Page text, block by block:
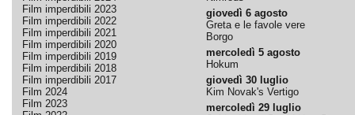
Film imperdibili 2023
Film imperdibili 2022
Film imperdibili 2021
Film imperdibili 2020
Film imperdibili 2019
Film imperdibili 2018
Film imperdibili 2017
Film 2024
Film 2023
giovedì 6 agosto
Greta e le favole vere
Borgo
mercoledì 5 agosto
Hokum
giovedì 30 luglio
Kim Novak's Vertigo
mercoledì 29 luglio